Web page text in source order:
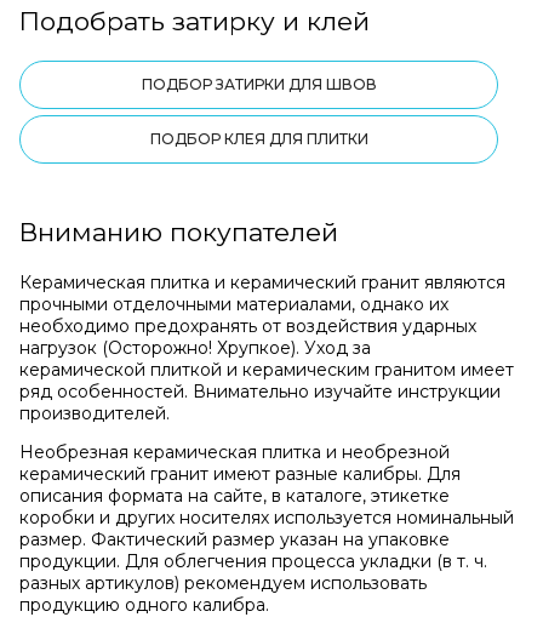
Подобрать затирку и клей
ПОДБОР ЗАТИРКИ ДЛЯ ШВОВ
ПОДБОР КЛЕЯ ДЛЯ ПЛИТКИ
Вниманию покупателей
Керамическая плитка и керамический гранит являются
прочными отделочными материалами, однако их
необходимо предохранять от воздействия ударных
нагрузок (Осторожно! Хрупкое). Уход за
керамической плиткой и керамическим гранитом имеет
ряд особенностей. Внимательно изучайте инструкции
производителей.
Необрезная керамическая плитка и необрезной
керамический гранит имеют разные калибры. Для
описания формата на сайте, в каталоге, этикетке
коробки и других носителях используется номинальный
размер. Фактический размер указан на упаковке
продукции. Для облегчения процесса укладки (в т. ч.
разных артикулов) рекомендуем использовать
продукцию одного калибра.